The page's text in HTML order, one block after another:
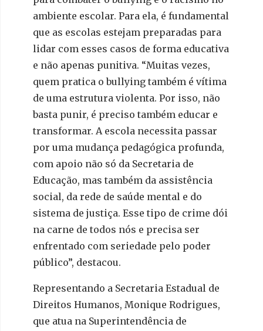
ambiente escolar. Para ela, é fundamental
que as escolas estejam preparadas para
lidar com esses casos de forma educativa
e não apenas punitiva. “Muitas vezes,
quem pratica o bullying também é vítima
de uma estrutura violenta. Por isso, não
basta punir, é preciso também educar e
transformar. A escola necessita passar
por uma mudança pedagógica profunda,
com apoio não só da Secretaria de
Educação, mas também da assistência
social, da rede de saúde mental e do
sistema de justiça. Esse tipo de crime dói
na carne de todos nós e precisa ser
enfrentado com seriedade pelo poder
público”, destacou.
Representando a Secretaria Estadual de
Direitos Humanos, Monique Rodrigues,
que atua na Superintendência de